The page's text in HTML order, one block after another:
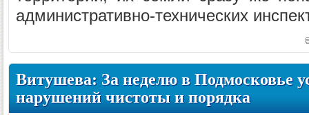
административно-технических
Витушева: За неделю в Подмосковье
нарушений чистоты и порядка